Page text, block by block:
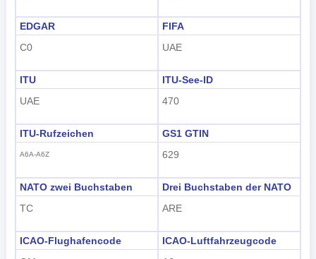
EDGAR
C0
FIFA
UAE
ITU
UAE
ITU-See-ID
470
ITU-Rufzeichen
A6A-A6Z
GS1 GTIN
629
NATO zwei Buchstaben
TC
Drei Buchstaben der NATO
ARE
ICAO-Flughafencode
ICAO-Luftfahrzeugcode